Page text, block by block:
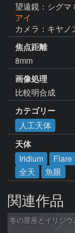
望遠鏡：シグマ
アイ
カメラ：キヤノ
焦点距離
8mm
画像処理
比較明合成
カテゴリー
人工天体
天体
Iridium
Flare
全天
魚眼
関連作品
冬の星座とイリジ